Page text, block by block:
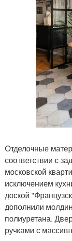
Отделочные
соответствии с
московской
исключением
доской
дополнили
полиуретана.
ручками с